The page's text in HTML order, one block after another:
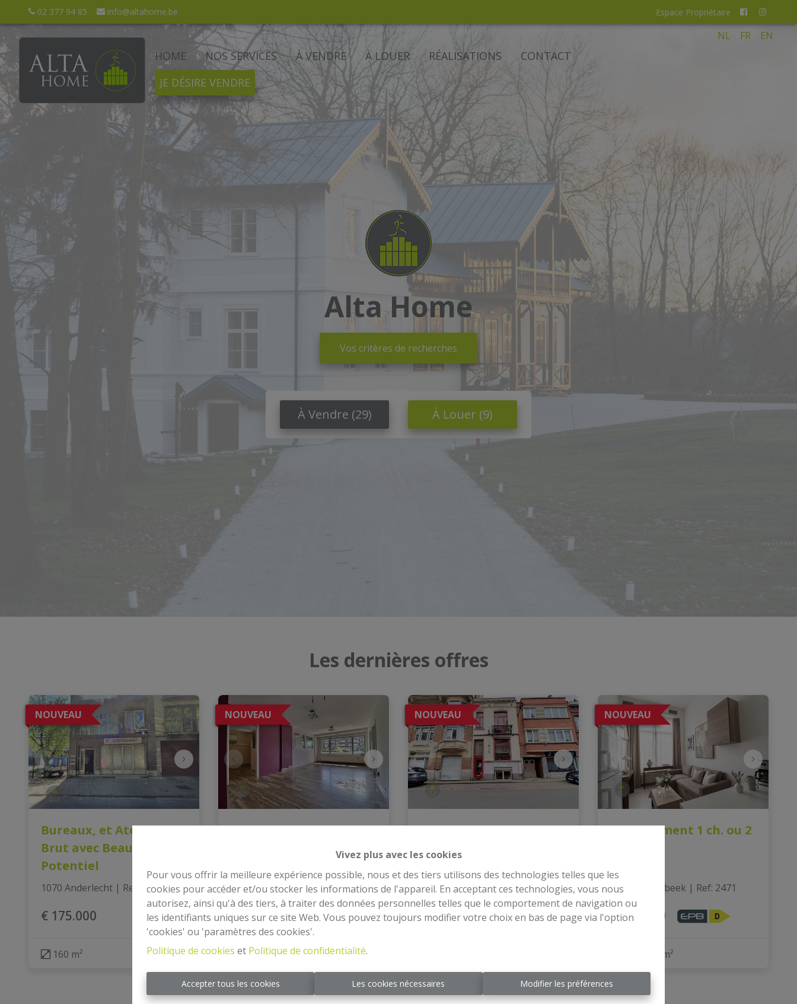
Vivez plus avec les cookies
Pour vous offrir la meilleure expérience possible, nous et des tiers utilisons des technologies telles que les
cookies pour accéder et/ou stocker les informations de l'appareil. En acceptant ces technologies, vous nous
autorisez, ainsi qu'à des tiers, à traiter des données personnelles telles que le comportement de navigation ou
les identifiants uniques sur ce site Web. Vous pouvez toujours modifier votre choix en bas de page via l'option
'cookies' ou 'paramètres des cookies'.
Politique de cookies et Politique de confidentialité.
Accepter tous les cookies Les cookies nécessaires Modifier les préférences
02 377 94 85 info@altahome.be Espace Propriétaire
HOME NOS SERVICES À VENDRE À LOUER RÉALISATIONS
CONTACT
JE DÉSIRE VENDRE
NL FR EN
Alta Home
Vos critères de recherches
À Vendre (29) À Louer (9)
Les dernières offres
NOUVEAU
Bureaux, et Atelier
Brut avec Beau
Potentiel
1070 Anderlecht | Ref 2486
€ 175.000
160 m²
NOUVEAU
Commerce - Oud
Kaepelleke 11 - 1140
1140 Evere|Ref : 2315
€ 360.000
4 1 210 m² 1
NOUVEAU
Maison commerciale
1200 Woluwe-Saint-Lambert |
Ref: 2473
€ 590.000
NOUVEAU
Appartement 1 ch. ou 2
1030 Schaerbeek | Ref: 2471
€ 145.000
40 m²
Navigated to Alta Home